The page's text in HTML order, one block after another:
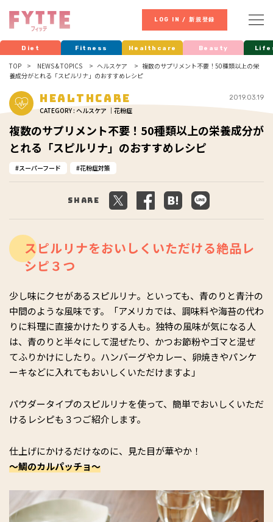
LOG IN / 新規登録
Diet Fitness Healthcare Beauty
TOP NEWS & TOPICS ヘルスケア
複数のサプリメント不要！50種類以上の栄
養成分がとれる「スピルリナ」のおすすめレシピ
Healthcare
CATEGORY : ヘルスケア ｜花粉症
2019.03.19
複数のサプリメント不要！50種類以上の栄養成分が
とれる「スピルリナ」のおすすめレシピ
スーパーフード 花粉症対策
Share
スピルリナをおいしくいただける絶品レ
シピ３つ
少し味にクセがあるスピルリナ。といっても、青のりと青汁の
中間のような風味です。「アメリカでは、調味料や海苔の代わ
りに料理に直接かけたりする人も。独特の風味が気になる人
は、青のりと半々にして混ぜたり、かつお節粉やゴマと混ぜ
てふりかけにしたり。ハンバーグやカレー、卵焼きやパンケ
ーキなどに入れてもおいしくいただけますよ」
パウダータイプのスピルリナを使って、簡単でおいしくいただ
けるレシピも３つご紹介します。
仕上げにかけるだけなのに、見た目が華やか！
〜鯛のカルパッチョ〜